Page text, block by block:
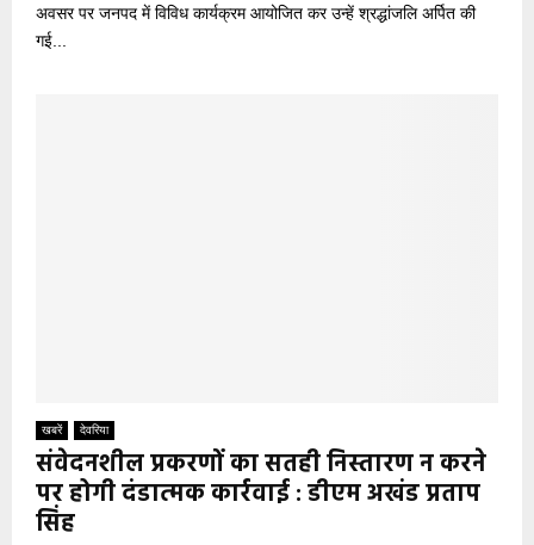
अवसर पर जनपद में विविध कार्यक्रम आयोजित कर उन्हें श्रद्धांजलि अर्पित की
गई...
खबरें देवरिया
संवेदनशील प्रकरणों का सतही निस्तारण न करने
पर होगी दंडात्मक कार्रवाई : डीएम अखंड प्रताप
सिंह